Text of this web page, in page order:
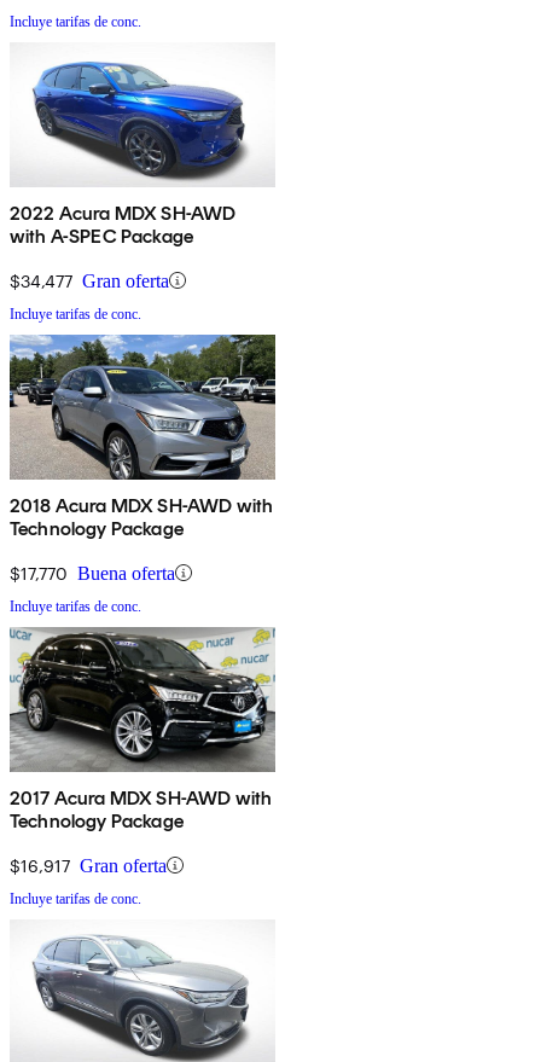
Incluye tarifas de conc.
2022 Acura MDX SH-AWD
with A-SPEC Package
$34,477 Gran oferta
Incluye tarifas de conc.
2018 Acura MDX SH-AWD with
Technology Package
$17,770 Buena oferta
Incluye tarifas de conc.
2017 Acura MDX SH-AWD with
Technology Package
$16,917 Gran oferta
Incluye tarifas de conc.